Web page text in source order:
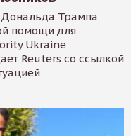
Трампа
помощи для
Ukraine
Reuters со ссылкой